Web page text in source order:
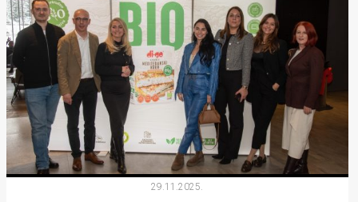
29.11.2025.